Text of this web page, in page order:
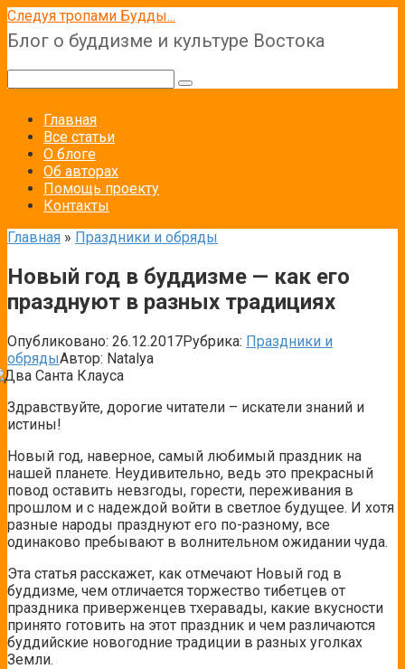
Перейти
к
контенту
Следуя тропами Будды...
Блог о буддизме и культуре Востока
Главная
Все статьи
О блоге
Об авторах
Помощь проекту
Контакты
Главная » Праздники и обряды
Новый год в буддизме — как его
празднуют в разных традициях
Опубликовано: 26.12.2017Рубрика: Праздники и
обрядыАвтор: Natalya
Здравствуйте, дорогие читатели – искатели знаний и
истины!
Новый год, наверное, самый любимый праздник на
нашей планете. Неудивительно, ведь это прекрасный
повод оставить невзгоды, горести, переживания в
прошлом и с надеждой войти в светлое будущее. И хотя
разные народы празднуют его по-разному, все
одинаково пребывают в волнительном ожидании чуда.
Эта статья расскажет, как отмечают Новый год в
буддизме, чем отличается торжество тибетцев от
праздника приверженцев тхеравады, какие вкусности
принято готовить на этот праздник и чем различаются
буддийские новогодние традиции в разных уголках
Земли.